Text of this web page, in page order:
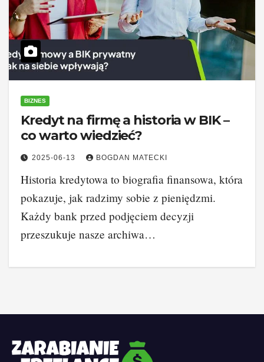
BIZNES
Kredyt na firmę a historia w BIK –
co warto wiedzieć?
2025-06-13 BOGDAN MATECKI
Historia kredytowa to biografia finansowa, która
pokazuje, jak radzimy sobie z pieniędzmi.
Każdy bank przed podjęciem decyzji
przeszukuje nasze archiwa…